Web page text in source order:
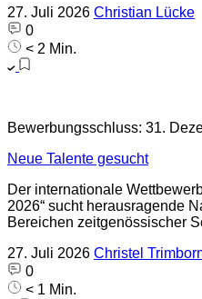
27. Juli 2026 Christian Lücke
0
< 2 Min.
Bewerbungsschluss: 31.
Neue Talente gesucht
Der internationale
2026“ sucht herausragende
Bereichen zeitgenössischer
27. Juli 2026 Christel
0
< 1 Min.